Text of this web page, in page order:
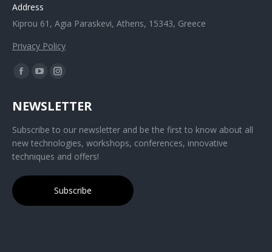
Address
Kiprou 61, Agia Paraskevi, Athens, 15343, Greece
Privacy Policy
NEWSLETTER
Subscribe to our newsletter and be the first to know about all
new technologies, workshops, conferences, innovative
techniques and offers!
Subscribe